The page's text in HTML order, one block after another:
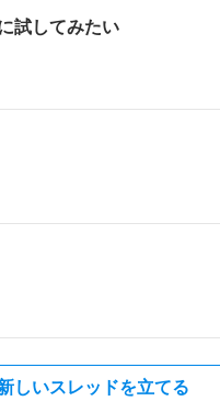
試してみたい
しいスレッドを立てる